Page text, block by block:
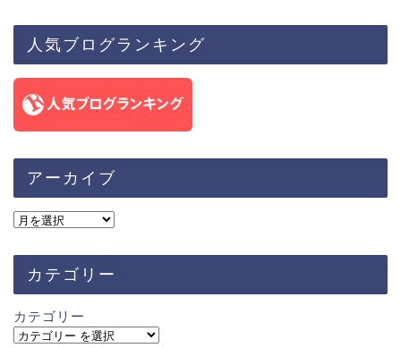
人気ブログランキング
アーカイブ
カテゴリー
カテゴリー